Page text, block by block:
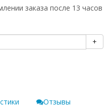
заказа после 13 часов
+
Отзывы